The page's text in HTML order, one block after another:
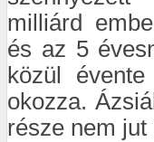
milliárd
és az 5
közül
okozza.
része nem jut